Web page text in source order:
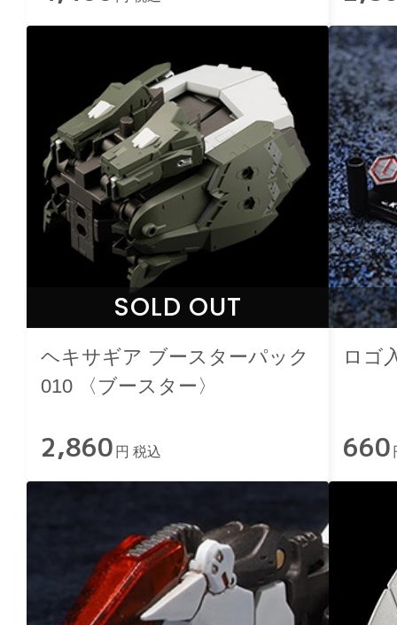
SOLD OUT
ヘキサギア ブースターパック
010 〈ブースター〉
2,860 円 税込
ロゴ
660